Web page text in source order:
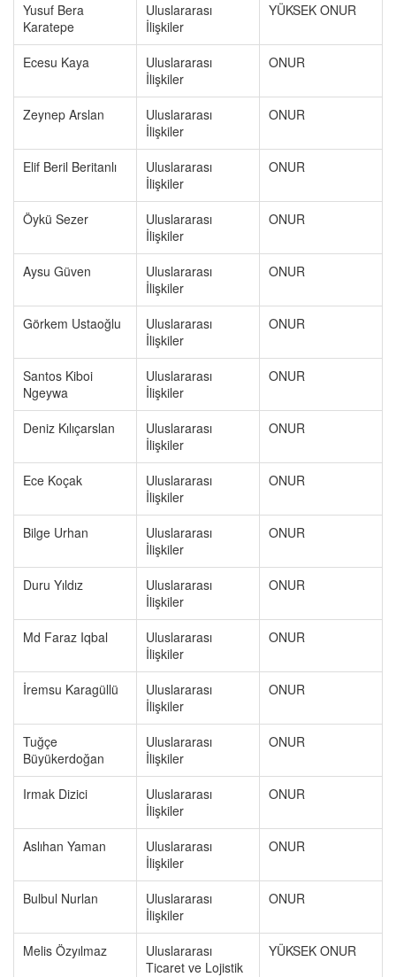
Yusuf Bera
Karatepe
Uluslararası
İlişkiler
YÜKSEK ONUR
Ecesu Kaya
Uluslararası
İlişkiler
ONUR
Zeynep Arslan
Uluslararası
İlişkiler
ONUR
Elif Beril Beritanlı
Uluslararası
İlişkiler
ONUR
Öykü Sezer
Uluslararası
İlişkiler
ONUR
Aysu Güven
Uluslararası
İlişkiler
ONUR
Görkem Ustaoğlu
Uluslararası
İlişkiler
ONUR
Santos Kiboi
Ngeywa
Uluslararası
İlişkiler
ONUR
Deniz Kılıçarslan
Uluslararası
İlişkiler
ONUR
Ece Koçak
Uluslararası
İlişkiler
ONUR
Bilge Urhan
Uluslararası
İlişkiler
ONUR
Duru Yıldız
Uluslararası
İlişkiler
ONUR
Md Faraz Iqbal
Uluslararası
İlişkiler
ONUR
İremsu Karagüllü
Uluslararası
İlişkiler
ONUR
Tuğçe
Büyükerdoğan
Uluslararası
İlişkiler
ONUR
Irmak Dizici
Uluslararası
İlişkiler
ONUR
Aslıhan Yaman
Uluslararası
İlişkiler
ONUR
Bulbul Nurlan
Uluslararası
İlişkiler
ONUR
Melis Özyılmaz
Uluslararası
Ticaret ve Lojistik
YÜKSEK ONUR